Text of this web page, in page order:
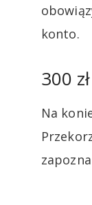
konto.
300
Na